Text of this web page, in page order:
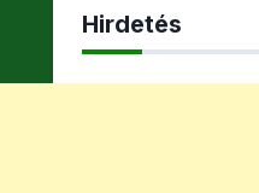
Hirdetés